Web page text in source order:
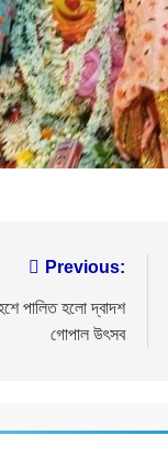
Previous:
পালিত হলো দ্বাদশ
গোপাল উৎসব